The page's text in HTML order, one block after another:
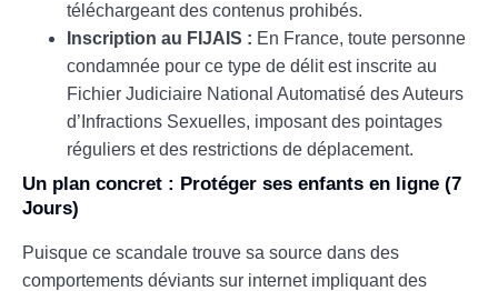
téléchargeant des contenus prohibés.
Inscription au FIJAIS : En France, toute personne
condamnée pour ce type de délit est inscrite au
Fichier Judiciaire National Automatisé des Auteurs
d’Infractions Sexuelles, imposant des pointages
réguliers et des restrictions de déplacement.
Un plan concret : Protéger ses enfants en ligne (7
Jours)
Puisque ce scandale trouve sa source dans des
comportements déviants sur internet impliquant des